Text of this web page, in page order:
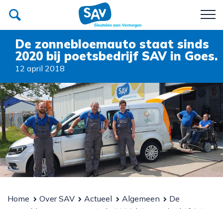
Poetsbedrijf
Recycle SAV
Team
Over SAV
Werken bij SAV
Donateurs van SAV
Afspraak maken?
De zonnebloemauto staat sinds
2020 bij poetsbedrijf SAV in Goes.
12 april 2018
Home Over SAV Actueel Algemeen
De